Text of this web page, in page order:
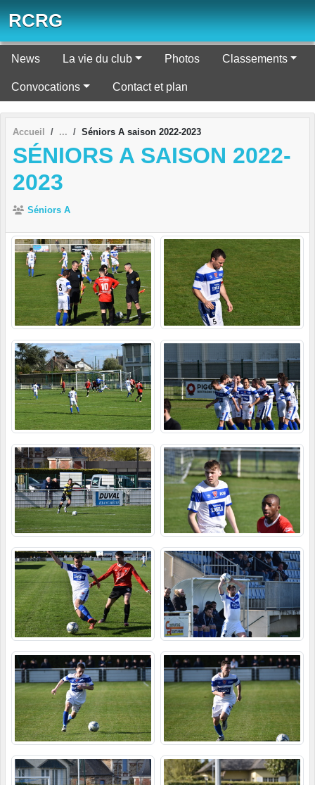
RCRG
News La vie du club Photos Classements
Convocations Contact et plan
Accueil Séniors A saison 2022-2023
SÉNIORS A SAISON 2022-
2023
Séniors A